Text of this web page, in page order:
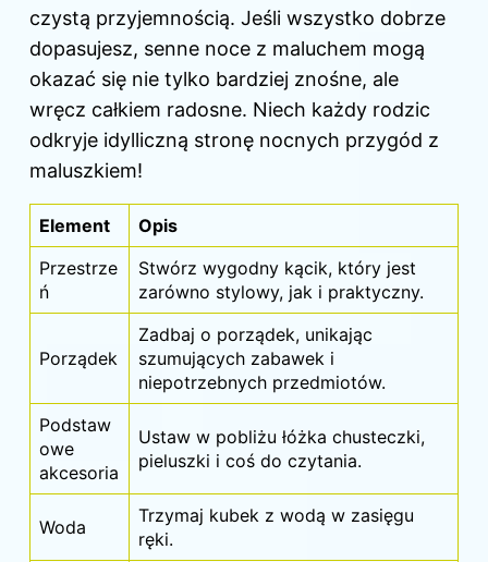
czystą przyjemnością. Jeśli wszystko dobrze
dopasujesz, senne noce z maluchem mogą
okazać się nie tylko bardziej znośne, ale
wręcz całkiem radosne. Niech każdy rodzic
odkryje idylliczną stronę nocnych przygód z
maluszkiem!
Element
Opis
Przestrze
ń
Stwórz wygodny kącik, który jest
zarówno stylowy, jak i praktyczny.
Porządek
Zadbaj o porządek, unikając
szumujących zabawek i
niepotrzebnych przedmiotów.
Podstaw
owe
akcesoria
Ustaw w pobliżu łóżka chusteczki,
pieluszki i coś do czytania.
Woda
Trzymaj kubek z wodą w zasięgu
ręki.